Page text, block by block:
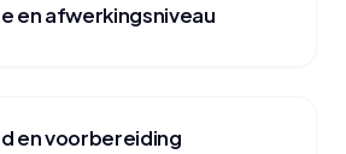
en afwerkingsniveau
en voorbereiding